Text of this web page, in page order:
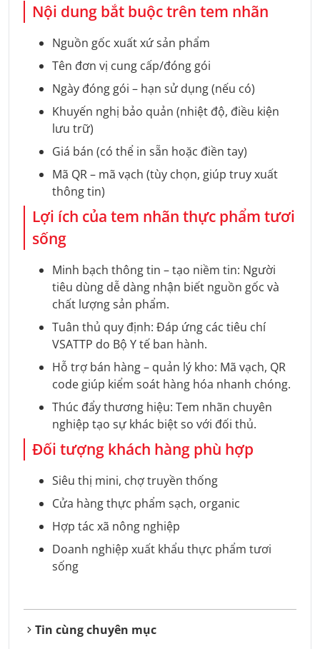
Nội dung bắt buộc trên tem nhãn
Nguồn gốc xuất xứ sản phẩm
Tên đơn vị cung cấp/đóng gói
Ngày đóng gói – hạn sử dụng (nếu có)
Khuyến nghị bảo quản (nhiệt độ, điều kiện
lưu trữ)
Giá bán (có thể in sẵn hoặc điền tay)
Mã QR – mã vạch (tùy chọn, giúp truy xuất
thông tin)
Lợi ích của tem nhãn thực phẩm tươi
sống
Minh bạch thông tin – tạo niềm tin: Người
tiêu dùng dễ dàng nhận biết nguồn gốc và
chất lượng sản phẩm.
Tuân thủ quy định: Đáp ứng các tiêu chí
VSATTP do Bộ Y tế ban hành.
Hỗ trợ bán hàng – quản lý kho: Mã vạch, QR
code giúp kiểm soát hàng hóa nhanh chóng.
Thúc đẩy thương hiệu: Tem nhãn chuyên
nghiệp tạo sự khác biệt so với đối thủ.
Đối tượng khách hàng phù hợp
Siêu thị mini, chợ truyền thống
Cửa hàng thực phẩm sạch, organic
Hợp tác xã nông nghiệp
Doanh nghiệp xuất khẩu thực phẩm tươi
sống
Tin cùng chuyên mục